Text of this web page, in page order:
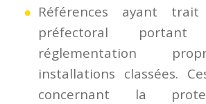
Références ayant
préfectoral
réglementation
installations classées.
concernant la